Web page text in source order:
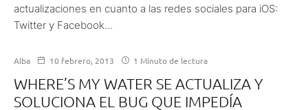
actualizaciones en cuanto a las redes sociales para iOS:
Twitter y Facebook...
Alba 10 febrero, 2013 1 Minuto de lectura
WHERE’S MY WATER SE ACTUALIZA Y
SOLUCIONA EL BUG QUE IMPEDÍA